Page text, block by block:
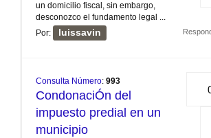
un domicilio fiscal, sin embargo,
desconozco el fundamento legal ...
Por:
luissavin
Consulta Número: 993
CondonaciÓn del
impuesto predial en un
municipio